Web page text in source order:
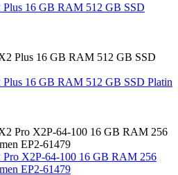
Plus 16 GB RAM 512 GB SSD
16 GB RAM 512 GB SSD Platin
Pro X2P-64-100 16 GB RAM 256
EP2-61479